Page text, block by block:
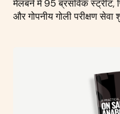
मेलबर्न में 95 ब्रंसविक
और गोपनीय गोली परीक्षण सेवा